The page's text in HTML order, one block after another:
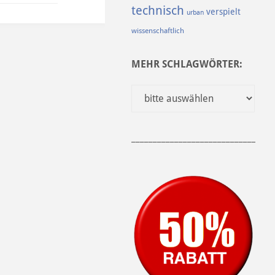
technisch urban verspielt
wissenschaftlich
MEHR SCHLAGWÖRTER: